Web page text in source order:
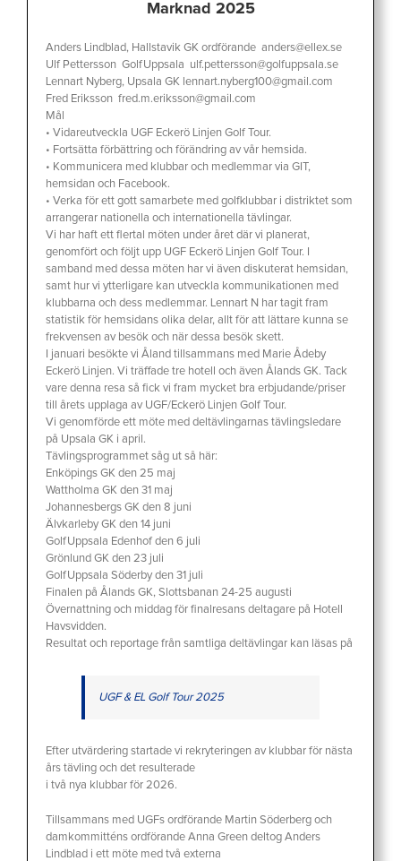
Marknad 2025
Anders Lindblad, Hallstavik GK ordförande anders@ellex.se
Ulf Pettersson GolfUppsala ulf.pettersson@golfuppsala.se
Lennart Nyberg, Upsala GK lennart.nyberg100@gmail.com
Fred Eriksson fred.m.eriksson@gmail.com
Mål
• Vidareutveckla UGF Eckerö Linjen Golf Tour.
• Fortsätta förbättring och förändring av vår hemsida.
• Kommunicera med klubbar och medlemmar via GIT,
hemsidan och Facebook.
• Verka för ett gott samarbete med golfklubbar i distriktet som
arrangerar nationella och internationella tävlingar.
Vi har haft ett flertal möten under året där vi planerat,
genomfört och följt upp UGF Eckerö Linjen Golf Tour. I
samband med dessa möten har vi även diskuterat hemsidan,
samt hur vi ytterligare kan utveckla kommunikationen med
klubbarna och dess medlemmar. Lennart N har tagit fram
statistik för hemsidans olika delar, allt för att lättare kunna se
frekvensen av besök och när dessa besök skett.
I januari besökte vi Åland tillsammans med Marie Ådeby
Eckerö Linjen. Vi träffade tre hotell och även Ålands GK. Tack
vare denna resa så fick vi fram mycket bra erbjudande/priser
till årets upplaga av UGF/Eckerö Linjen Golf Tour.
Vi genomförde ett möte med deltävlingarnas tävlingsledare
på Upsala GK i april.
Tävlingsprogrammet såg ut så här:
Enköpings GK den 25 maj
Wattholma GK den 31 maj
Johannesbergs GK den 8 juni
Älvkarleby GK den 14 juni
GolfUppsala Edenhof den 6 juli
Grönlund GK den 23 juli
GolfUppsala Söderby den 31 juli
Finalen på Ålands GK, Slottsbanan 24-25 augusti
Övernattning och middag för finalresans deltagare på Hotell
Havsvidden.
Resultat och reportage från samtliga deltävlingar kan läsas på
UGF & EL Golf Tour 2025
Efter utvärdering startade vi rekryteringen av klubbar för nästa
års tävling och det resulterade
i två nya klubbar för 2026.
Tillsammans med UGFs ordförande Martin Söderberg och
damkommitténs ordförande Anna Green deltog Anders
Lindblad i ett möte med två externa